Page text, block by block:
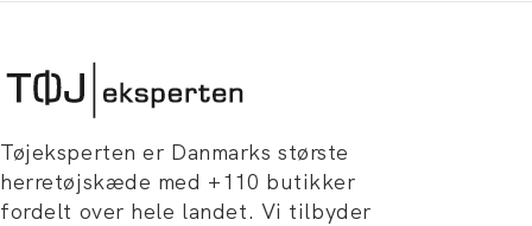
Tøjeksperten er Danmarks største
herretøjskæde med +110 butikker
fordelt over hele landet. Vi tilbyder